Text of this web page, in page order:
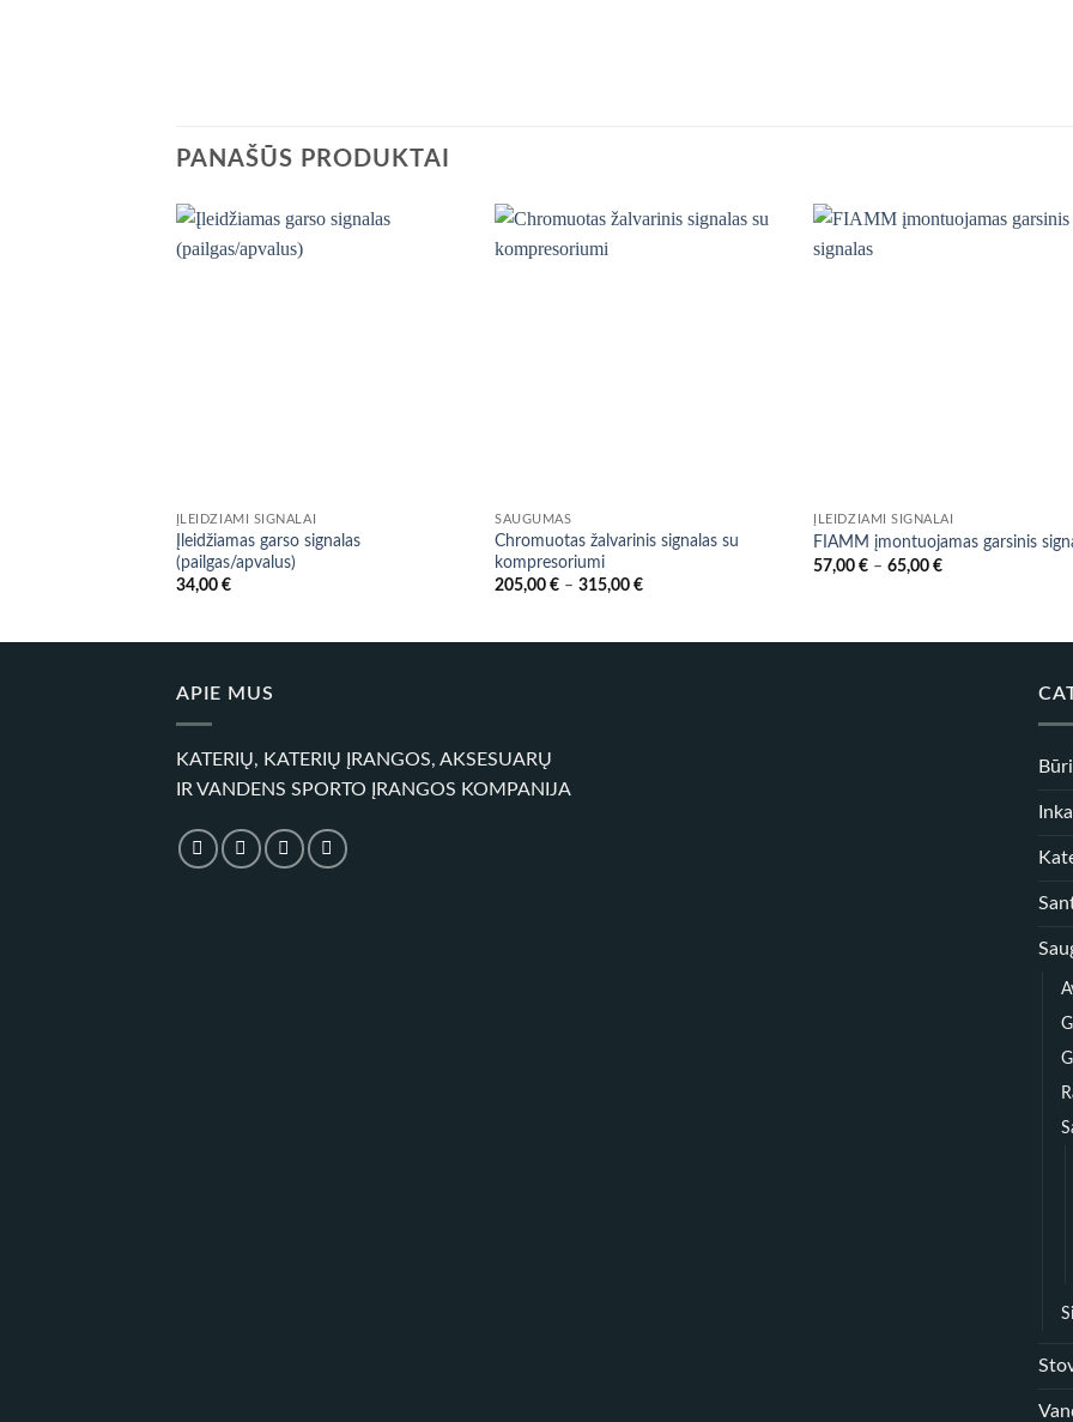
PANAŠŪS PRODUKTAI
ĮLEIDŽIAMI SIGNALAI
Įleidžiamas garso signalas
(pailgas/apvalus)
34,00 €
SAUGUMAS
Chromuotas žalvarinis signalas su
kompresoriumi
205,00€ – 315,00€Price
ĮLEIDŽIAMI SIGNALAI
FIAMM įmontuojamas garsinis
57,00€ – 65,00€Price
APIE MUS
KATERIŲ, KATERIŲ ĮRANGOS, AKSESUARŲ
IR VANDENS SPORTO ĮRANGOS KOMPANIJA